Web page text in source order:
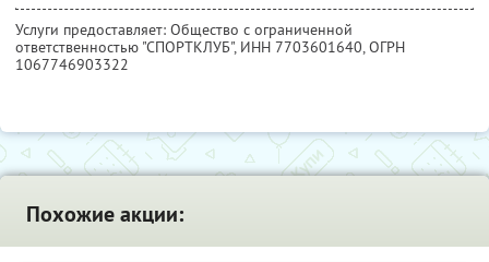
Услуги предоставляет: Общество с ограниченной
ответственностью "СПОРТКЛУБ", ИНН 7703601640, ОГРН
1067746903322
Похожие акции: